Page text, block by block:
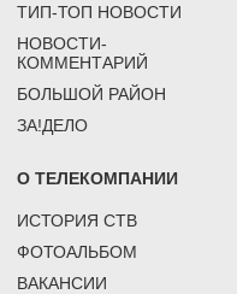
ТИП-ТОП НОВОСТИ
НОВОСТИ-
КОММЕНТАРИЙ
БОЛЬШОЙ РАЙОН
ЗА!ДЕЛО
О ТЕЛЕКОМПАНИИ
ИСТОРИЯ СТВ
ФОТОАЛЬБОМ
ВАКАНСИИ